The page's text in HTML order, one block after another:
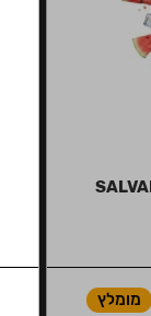
מומלץ